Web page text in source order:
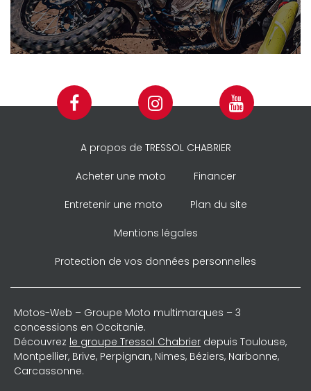
A propos de TRESSOL CHABRIER
Acheter une moto Financer
Entretenir une moto Plan du site
Mentions légales
Protection de vos données personnelles
Motos-Web – Groupe Moto multimarques – 3
concessions en Occitanie.
Découvrez le groupe Tressol Chabrier depuis Toulouse,
Montpellier, Brive, Perpignan, Nimes, Béziers, Narbonne,
Carcassonne.